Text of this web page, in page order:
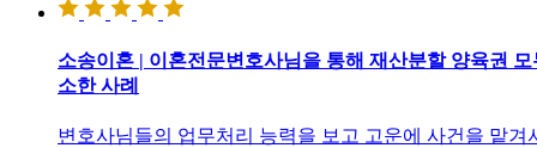
소송이혼 | 이혼전문변호사님을 통해 재산분할 양육권 모
소한 사례
변호사님들의 업무처리 능력을 보고 고운에 사건을 맡겨